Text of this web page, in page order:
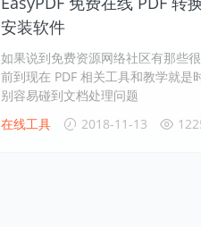
安装软件
如果说到免费资源网络社区有那些
前到现在 PDF 相关工具和教学就
别容易碰到文档处理问题
在线工具
2018-11-13